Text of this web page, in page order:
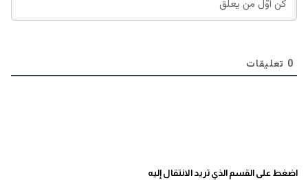
0 تعليقات
اضغط على القسم الذي تريد الانتقال إليه